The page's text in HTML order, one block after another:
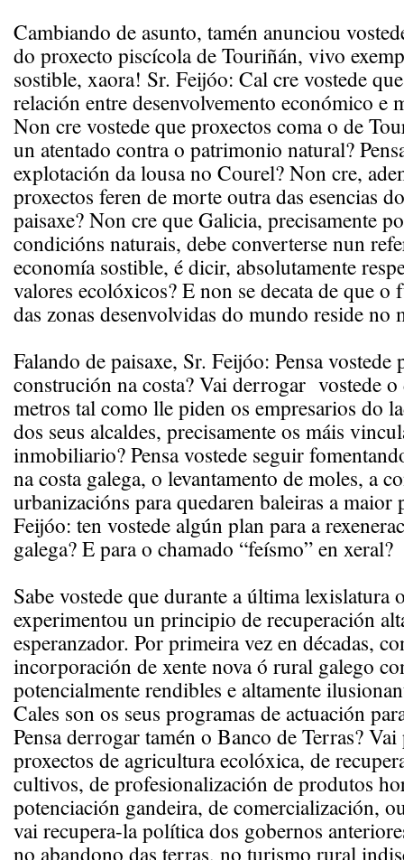
Cambiando de asunto, tamén anunciou
do proxecto piscícola de Touriñán, vivo
sostible, xaora! Sr. Feijóo: Cal cre vostede
relación entre desenvolvemento económico e
Non cre vostede que proxectos coma o de
un atentado contra o patrimonio natural?
explotación da lousa no Courel? Non cre,
proxectos feren de morte outra das esencias
paisaxe? Non cre que Galicia, precisamente
condicións naturais, debe converterse nun
economía sostible, é dicir, absolutamente
valores ecolóxicos? E non se decata de que
das zonas desenvolvidas do mundo reside no
Falando de paisaxe, Sr. Feijóo: Pensa
construción na costa? Vai derrogar vostede
metros tal como lle piden os empresarios do
dos seus alcaldes, precisamente os máis
inmobiliario? Pensa vostede seguir
na costa galega, o levantamento de moles, a
urbanizacións para quedaren baleiras a maior
Feijóo: ten vostede algún plan para a
galega? E para o chamado “feísmo” en xeral?
Sabe vostede que durante a última lexislatura
experimentou un principio de recuperación
esperanzador. Por primeira vez en décadas,
incorporación de xente nova ó rural galego
potencialmente rendibles e altamente
Cales son os seus programas de actuación
Pensa derrogar tamén o Banco de Terras?
proxectos de agricultura ecolóxica, de
cultivos, de profesionalización de produtos
potenciación gandeira, de comercialización,
vai recupera-la política dos gobernos
no abandono das terras, no turismo rural